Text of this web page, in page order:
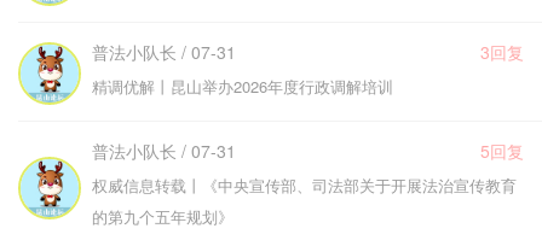
普法小队长 / 07-31 3回复
精调优解丨昆山举办2026年度行政调解培训
普法小队长 / 07-31 5回复
权威信息转载丨《中央宣传部、司法部关于开展法治宣传教育
的第九个五年规划》